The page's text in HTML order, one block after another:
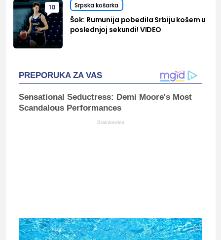
10 Srpska košarka
Šok: Rumunija pobedila Srbiju košem u
poslednjoj sekundi! VIDEO
PREPORUKA ZA VAS
Sensational Seductress: Demi Moore's Most
Scandalous Performances
Brainberries